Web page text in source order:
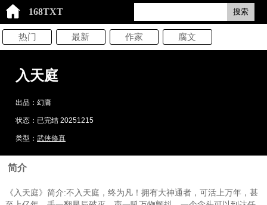
168TXT 搜索
热门 最新 作家 腐文
入天庭
出品：幻庸
状态：已完结 20251215
类型：武侠修真
简介
《入天庭》简介:不入天庭，终为凡！拥有大神通者，可活上万年，甚